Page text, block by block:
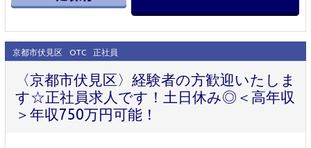
京都市伏見区 OTC 正社員
〈京都市伏見区〉経験者の方歓迎いたしま
す☆正社員求人です！土日休み◎＜高年収
＞年収750万円可能！